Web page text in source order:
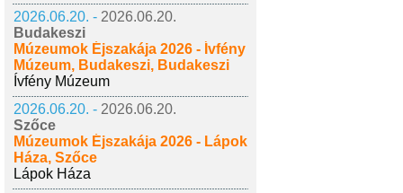
2026.06.20. - 2026.06.20.
Budakeszi
Múzeumok Éjszakája 2026 - Ívfény
Múzeum, Budakeszi, Budakeszi
Ívfény Múzeum
2026.06.20. - 2026.06.20.
Szőce
Múzeumok Éjszakája 2026 - Lápok
Háza, Szőce
Lápok Háza